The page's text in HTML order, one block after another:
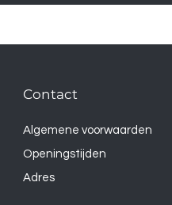
Contact
Algemene voorwaarden
Openingstijden
Adres